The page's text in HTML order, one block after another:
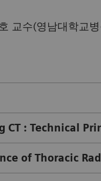
교수(영남대학교
CT : Technical
of Thoracic